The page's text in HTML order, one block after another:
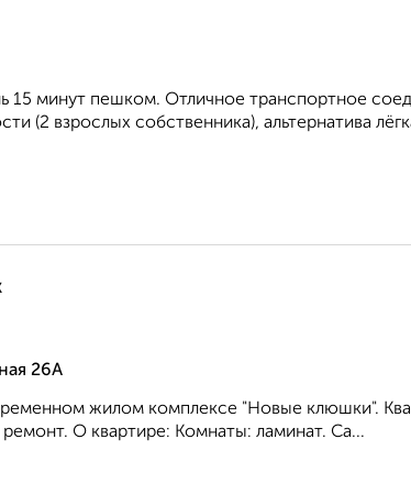
15 минут пешком. Отличное транспортное
(2 взрослых собственника), альтернатива
26А
жилом комплексе "Новые клюшки".
О квартире: Комнаты: ламинат. Са...